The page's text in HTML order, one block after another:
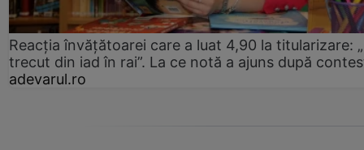
Reacția învățătoarei care a luat 4,90 la titularizare:
trecut din iad în rai”. La ce notă a ajuns după
adevarul.ro